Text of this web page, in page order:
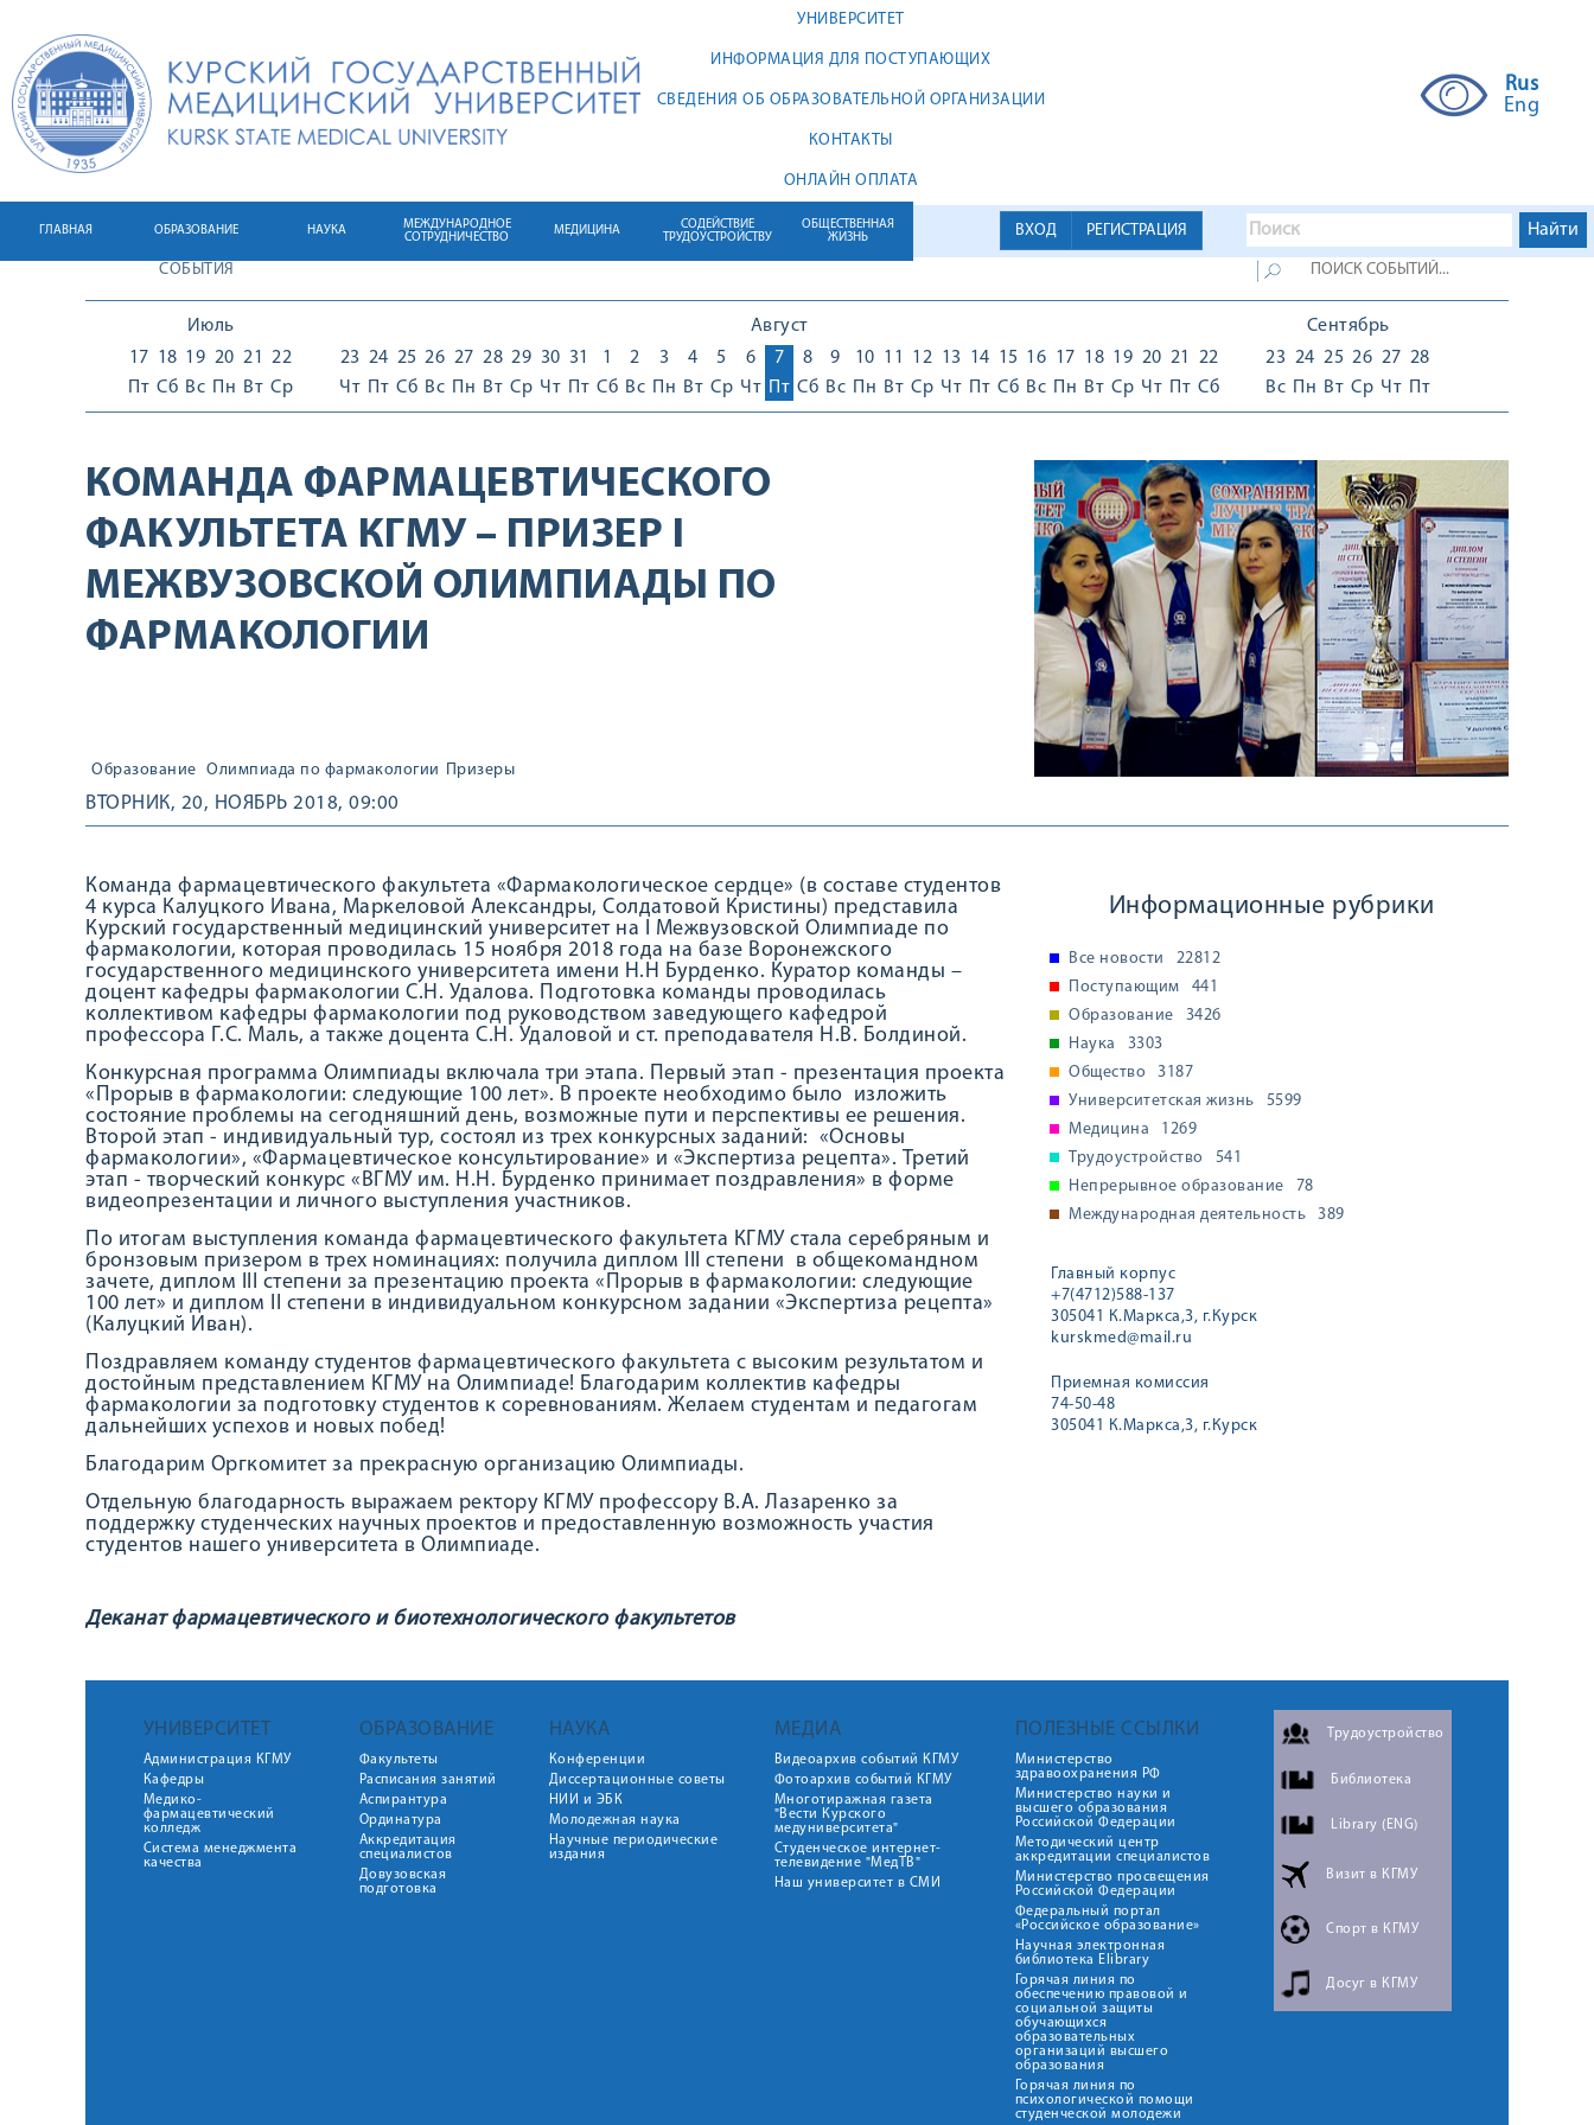
УНИВЕРСИТЕТ
ИНФОРМАЦИЯ ДЛЯ ПОСТУПАЮЩИХ
СВЕДЕНИЯ ОБ ОБРАЗОВАТЕЛЬНОЙ ОРГАНИЗАЦИИ
КОНТАКТЫ
ОНЛАЙН ОПЛАТА
Rus
Eng
ВХОД РЕГИСТРАЦИЯ
ГЛАВНАЯ ОБРАЗОВАНИЕ НАУКА
МЕЖДУНАРОДНОЕ
СОТРУДНИЧЕСТВО
МЕДИЦИНА
СОДЕЙСТВИЕ
ТРУДОУСТРОЙСТВУ
ОБЩЕСТВЕННАЯ
ЖИЗНЬ
СОБЫТИЯ
Июль
17
Пт
18
Сб
19
Вс
20
Пн
21
Вт
22
Ср
Август
23
Чт
24
Пт
25
Сб
26
Вс
27
Пн
28
Вт
29
Ср
30
Чт
31
Пт
1
Сб
2
Вс
3
Пн
4
Вт
5
Ср
6
Чт
7
Пт
8
Сб
9
Вс
10
Пн
11
Вт
12
Ср
13
Чт
14
Пт
15
Сб
16
Вс
17
Пн
18
Вт
19
Ср
20
Чт
21
Пт
22
Сб
Сентябрь
23
Вс
24
Пн
25
Вт
26
Ср
27
Чт
28
Пт
КОМАНДА ФАРМАЦЕВТИЧЕСКОГО
ФАКУЛЬТЕТА КГМУ – ПРИЗЕР I
МЕЖВУЗОВСКОЙ ОЛИМПИАДЫ ПО
ФАРМАКОЛОГИИ
Образование Олимпиада по фармакологии Призеры
ВТОРНИК, 20, НОЯБРЬ 2018, 09:00
Команда фармацевтического факультета «Фармакологическое сердце» (в составе студентов
4 курса Калуцкого Ивана, Маркеловой Александры, Солдатовой Кристины) представила
Курский государственный медицинский университет на I Межвузовской Олимпиаде по
фармакологии, которая проводилась 15 ноября 2018 года на базе Воронежского
государственного медицинского университета имени Н.Н Бурденко. Куратор команды –
доцент кафедры фармакологии С.Н. Удалова. Подготовка команды проводилась
коллективом кафедры фармакологии под руководством заведующего кафедрой
профессора Г.С. Маль, а также доцента С.Н. Удаловой и ст. преподавателя Н.В. Болдиной.
Конкурсная программа Олимпиады включала три этапа. Первый этап - презентация проекта
«Прорыв в фармакологии: следующие 100 лет». В проекте необходимо было изложить
состояние проблемы на сегодняшний день, возможные пути и перспективы ее решения.
Второй этап - индивидуальный тур, состоял из трех конкурсных заданий: «Основы
фармакологии», «Фармацевтическое консультирование» и «Экспертиза рецепта». Третий
этап - творческий конкурс «ВГМУ им. Н.Н. Бурденко принимает поздравления» в форме
видеопрезентации и личного выступления участников.
По итогам выступления команда фармацевтического факультета КГМУ стала серебряным и
бронзовым призером в трех номинациях: получила диплом III степени в общекомандном
зачете, диплом III степени за презентацию проекта «Прорыв в фармакологии: следующие
100 лет» и диплом II степени в индивидуальном конкурсном задании «Экспертиза рецепта»
(Калуцкий Иван).
Поздравляем команду студентов фармацевтического факультета с высоким результатом и
достойным представлением КГМУ на Олимпиаде! Благодарим коллектив кафедры
фармакологии за подготовку студентов к соревнованиям. Желаем студентам и педагогам
дальнейших успехов и новых побед!
Благодарим Оргкомитет за прекрасную организацию Олимпиады.
Отдельную благодарность выражаем ректору КГМУ профессору В.А. Лазаренко за
поддержку студенческих научных проектов и предоставленную возможность участия
студентов нашего университета в Олимпиаде.
Деканат фармацевтического и биотехнологического факультетов
Информационные рубрики
Все новости
22812
Поступающим
441
Образование
3426
Наука
3303
Общество
3187
Университетская жизнь
5599
Медицина
1269
Трудоустройство
541
Непрерывное образование
78
Международная деятельность
389
Главный корпус
+7(4712)588-137
305041 К.Маркса,3, г.Курск
kurskmed@mail.ru
Приемная комиссия
74-50-48
305041 К.Маркса,3, г.Курск
УНИВЕРСИТЕТ
Администрация КГМУ
Кафедры
Медико-
фармацевтический
колледж
Система менеджмента
качества
ОБРАЗОВАНИЕ
Факультеты
Расписания занятий
Аспирантура
Ординатура
Аккредитация
специалистов
Довузовская
подготовка
НАУКА
Конференции
Диссертационные советы
НИИ и ЭБК
Молодежная наука
Научные периодические
издания
МЕДИА
Видеоархив событий КГМУ
Фотоархив событий КГМУ
Многотиражная газета
"Вести Курского
медуниверситета"
Студенческое интернет-
телевидение "МедТВ"
Наш университет в СМИ
ПОЛЕЗНЫЕ ССЫЛКИ
Министерство
здравоохранения РФ
Министерство науки и
высшего образования
Российской Федерации
Методический центр
аккредитации специалистов
Министерство просвещения
Российской Федерации
Федеральный портал
«Российское образование»
Научная электронная
библиотека Elibrary
Горячая линия по
обеспечению правовой и
социальной защиты
обучающихся
образовательных
организаций высшего
образования
Горячая линия по
психологической помощи
студенческой молодежи
Трудоустройство
Библиотека
Library (ENG)
Визит в КГМУ
Спорт в КГМУ
Досуг в КГМУ